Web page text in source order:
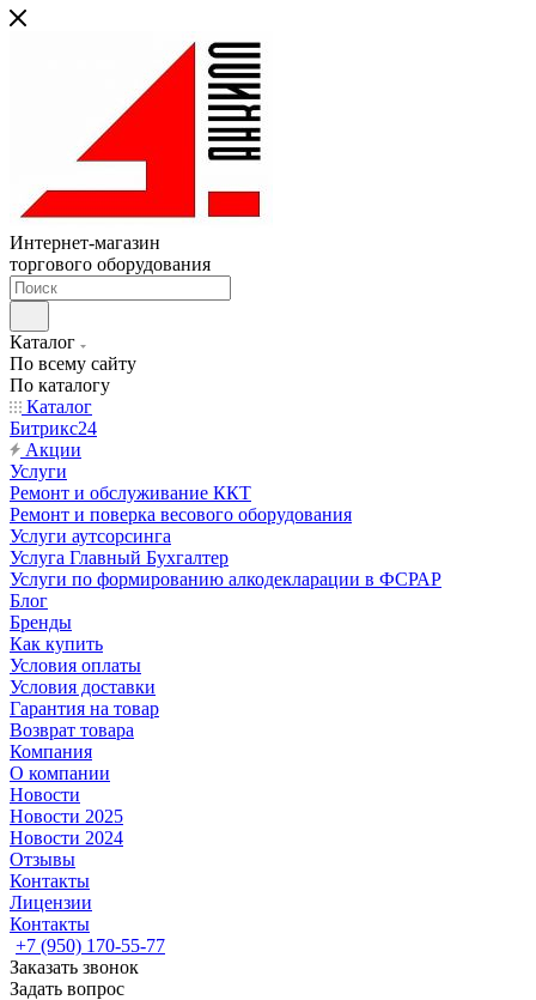
Интернет-магазин
торгового оборудования
Каталог
По всему сайту
По каталогу
Каталог
Битрикс24
Акции
Услуги
Ремонт и обслуживание ККТ
Ремонт и поверка весового оборудования
Услуги аутсорсинга
Услуга Главный Бухгалтер
Услуги по формированию алкодекларации в ФСРАР
Блог
Бренды
Как купить
Условия оплаты
Условия доставки
Гарантия на товар
Возврат товара
Компания
О компании
Новости
Новости 2025
Новости 2024
Отзывы
Контакты
Лицензии
Контакты
+7 (950) 170-55-77
Заказать звонок
Задать вопрос